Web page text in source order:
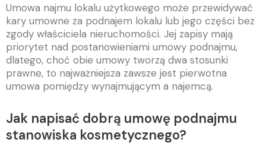
Umowa najmu lokalu użytkowego może przewidywać
kary umowne za podnajem lokalu lub jego części bez
zgody właściciela nieruchomości. Jej zapisy mają
priorytet nad postanowieniami umowy podnajmu,
dlatego, choć obie umowy tworzą dwa stosunki
prawne, to najważniejsza zawsze jest pierwotna
umowa pomiędzy wynajmującym a najemcą.
Jak napisać dobrą umowę podnajmu
stanowiska kosmetycznego?